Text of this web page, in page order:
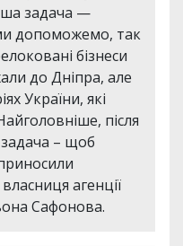
задача —
допоможемо, так
бізнеси
до Дніпра, але
України, які
після
задача – щоб
агенції
Сафонова.